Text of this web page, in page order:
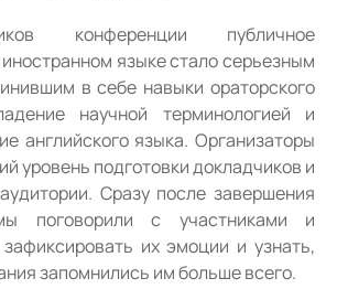
конференции публичное
языке стало серьезным
в себе навыки ораторского
научной терминологией и
английского языка. Организаторы
уровень подготовки докладчиков и
Сразу после завершения
поговорили с участниками и
их эмоции и узнать,
запомнились им больше всего.